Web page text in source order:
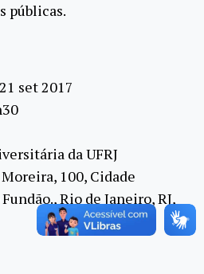
públicas.
set 2017
da UFRJ
100, Cidade
Rio de Janeiro, RJ,